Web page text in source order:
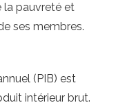
la pauvreté et
ses membres.
(PIB) est
intérieur brut.